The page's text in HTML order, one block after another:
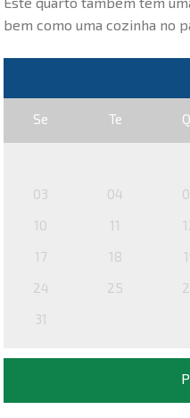
bem como uma cozinha no
Se Te
03
04
10
11
17
18
24
25
31